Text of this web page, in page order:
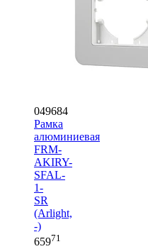
049684
Рамка
алюминиевая
FRM-
AKIRY-
SFAL-
1-
SR
(Arlight,
-)
65971